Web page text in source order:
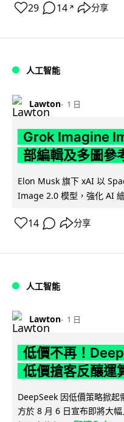
29 14 ↗ 分享
人工智能
Lawton 1 日
Grok Imagine
部編輯及多圖參
Elon Musk 旗下 xAI 以
Image 2.0 模型，強化 AI
14 分享
人工智能
Lawton 1 日
低價不再！
低價搶客反釀運
DeepSeek 因低價策略掀起
方於 8 月 6 日宣布即將大